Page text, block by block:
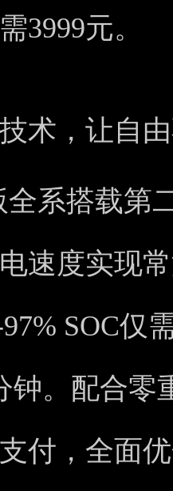
3999元。
术，让自
系搭载第
速度实现
SOC仅
钟。配合零
付，全面